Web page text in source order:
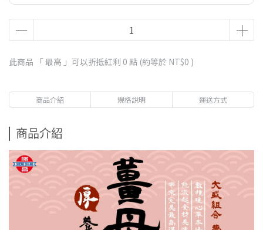
此商品 「 最高 」可以折抵紅利 0 點 (約等於 NT$0 )
商品介紹 規格說明 運送方式
商品介紹